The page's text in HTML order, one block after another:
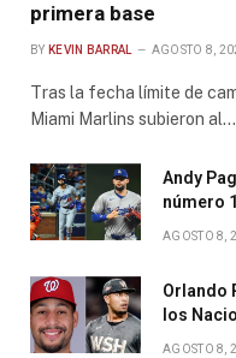
primera base
BY KEVIN BARRAL AGOSTO 8,
Tras la fecha límite de
Miami Marlins subieron al…
Andy
número
AGOSTO 8,
Orlando
los
AGOSTO 8,